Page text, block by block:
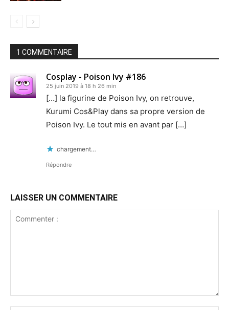
1 COMMENTAIRE
Cosplay - Poison Ivy #186
25 juin 2019 à 18 h 26 min
[…] la figurine de Poison Ivy, on retrouve,
Kurumi Cos&Play dans sa propre version de
Poison Ivy. Le tout mis en avant par […]
chargement…
Répondre
LAISSER UN COMMENTAIRE